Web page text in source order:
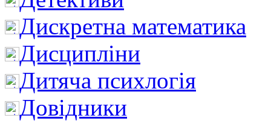
Дискретна математика
Дисципліни
Дитяча психлогія
Довідники